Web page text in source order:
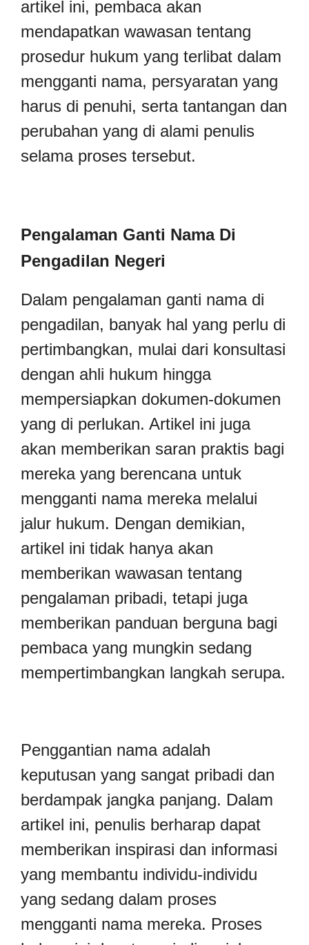
artikel ini, pembaca akan
mendapatkan wawasan tentang
prosedur hukum yang terlibat dalam
mengganti nama, persyaratan yang
harus di penuhi, serta tantangan dan
perubahan yang di alami penulis
selama proses tersebut.
Pengalaman Ganti Nama Di
Pengadilan Negeri
Dalam pengalaman ganti nama di
pengadilan, banyak hal yang perlu di
pertimbangkan, mulai dari konsultasi
dengan ahli hukum hingga
mempersiapkan dokumen-dokumen
yang di perlukan. Artikel ini juga
akan memberikan saran praktis bagi
mereka yang berencana untuk
mengganti nama mereka melalui
jalur hukum. Dengan demikian,
artikel ini tidak hanya akan
memberikan wawasan tentang
pengalaman pribadi, tetapi juga
memberikan panduan berguna bagi
pembaca yang mungkin sedang
mempertimbangkan langkah serupa.
Penggantian nama adalah
keputusan yang sangat pribadi dan
berdampak jangka panjang. Dalam
artikel ini, penulis berharap dapat
memberikan inspirasi dan informasi
yang membantu individu-individu
yang sedang dalam proses
mengganti nama mereka. Proses